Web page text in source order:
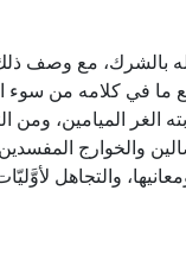
بالشرك، مع وصف
ما في كلامه من
الغر الميامين، ومن
والخوارج
والتجاهل